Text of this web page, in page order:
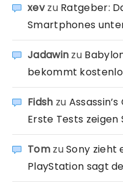
xevzu Ratgeber:
Smartphones
Jadawin zu
bekommt
Fidsh zu
Erste Tests
TomzuSony zieht
PlayStation sagt